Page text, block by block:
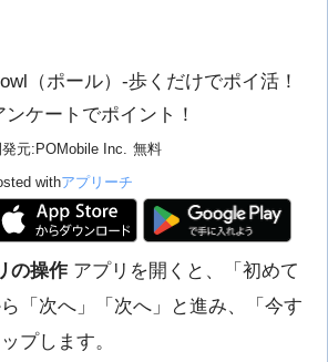
（ポール）-歩くだけでポイ活！
ンケートでポイント！
発元:POMobile Inc. 無料
withアプリーチ
の操作アプリを開くと、「初めて
「次へ」「次へ」と進み、「今す
プします。